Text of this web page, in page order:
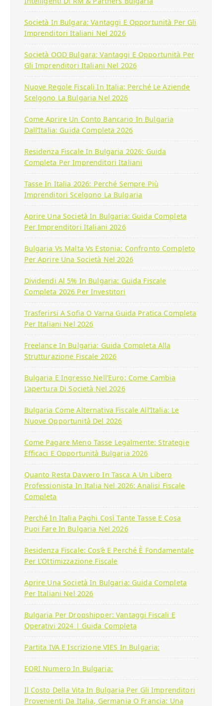
Società In Bulgara: Vantaggi E Opportunità Per Gli
Imprenditori Italiani Nel 2026
Società OOD Bulgara: Vantaggi E Opportunità Per
Gli Imprenditori Italiani Nel 2026
Nuove Regole Fiscali In Italia: Perché Le Aziende
Scelgono La Bulgaria Nel 2026
Come Aprire Un Conto Bancario In Bulgaria
Dall’Italia: Guida Completa 2026
Residenza Fiscale In Bulgaria 2026: Guida
Completa Per Imprenditori Italiani
Tasse In Italia 2026: Perché Sempre Più
Imprenditori Scelgono La Bulgaria
Aprire Una Società In Bulgaria: Guida Completa
Per Imprenditori Italiani 2026
Bulgaria Vs Malta Vs Estonia: Confronto Completo
Per Aprire Una Società Nel 2026
Dividendi Al 5% In Bulgaria: Guida Fiscale
Completa 2026 Per Investitori
Trasferirsi A Sofia O Varna Guida Pratica Completa
Per Italiani Nel 2026
Freelance In Bulgaria: Guida Completa Alla
Strutturazione Fiscale 2026
Bulgaria E Ingresso Nell’Euro: Come Cambia
L’apertura Di Società Nel 2026
Bulgaria Come Alternativa Fiscale All’Italia: Le
Nuove Opportunità Del 2026
Come Pagare Meno Tasse Legalmente: Strategie
Efficaci E Opportunità Bulgaria 2026
Quanto Resta Davvero In Tasca A Un Libero
Professionista In Italia Nel 2026: Analisi Fiscale
Completa
Perché In Italia Paghi Così Tante Tasse E Cosa
Puoi Fare In Bulgaria Nel 2026
Residenza Fiscale: Cos’è E Perché È Fondamentale
Per L’Ottimizzazione Fiscale
Aprire Una Società In Bulgaria: Guida Completa
Per Italiani Nel 2026
Bulgaria Per Dropshipper: Vantaggi Fiscali E
Operativi 2024 | Guida Completa
Partita IVA E Iscrizione VIES In Bulgaria:
EORI Numero In Bulgaria:
Il Costo Della Vita In Bulgaria Per Gli Imprenditori
Provenienti Da Italia, Germania O Francia: Una